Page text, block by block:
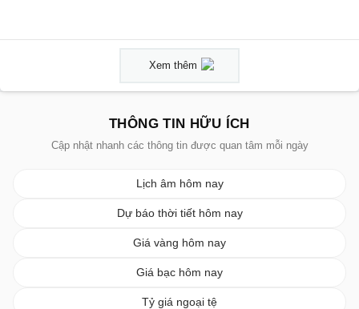
Xem thêm
THÔNG TIN HỮU ÍCH
Cập nhật nhanh các thông tin được quan tâm mỗi ngày
Lịch âm hôm nay
Dự báo thời tiết hôm nay
Giá vàng hôm nay
Giá bạc hôm nay
Tỷ giá ngoại tệ